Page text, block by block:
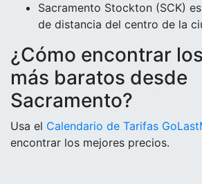
Sacramento Stockton (SCK)
de distancia del centro de la
¿Cómo encontrar
más baratos desde
Sacramento?
Usa el Calendario de Tarifas
encontrar los mejores precios.